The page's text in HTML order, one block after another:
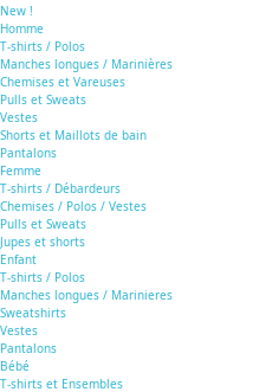
New !
Homme
T-shirts / Polos
Manches longues / Marinières
Chemises et Vareuses
Pulls et Sweats
Vestes
Shorts et Maillots de bain
Pantalons
Femme
T-shirts / Débardeurs
Chemises / Polos / Vestes
Pulls et Sweats
Jupes et shorts
Enfant
T-shirts / Polos
Manches longues / Marinieres
Sweatshirts
Vestes
Pantalons
Bébé
T-shirts et Ensembles